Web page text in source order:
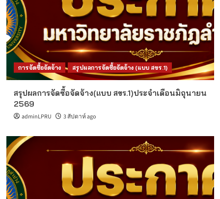
การจัดซื้อจัดจ้าง สรุปผลการจัดซื้อจัดจ้าง (แบบ สขร.1)
สรุปผลการจัดซื้อจัดจ้าง(แบบ สขร.1)ประจำเดือนมิถุนายน
2569
adminLPRU 3 สัปดาห์ ago